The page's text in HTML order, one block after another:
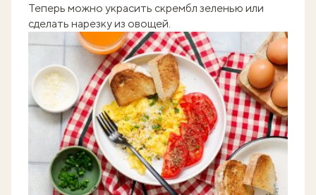
Теперь можно украсить скрембл зеленью или
сделать нарезку из овощей.